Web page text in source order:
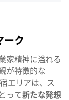
ーク
家精神に溢れる
が特徴的な
エリアは、ス
って新たな発想